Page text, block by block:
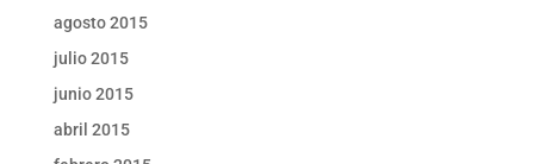
agosto 2015
julio 2015
junio 2015
abril 2015